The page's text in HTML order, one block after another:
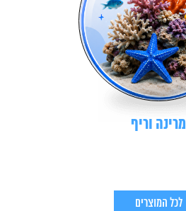
מרינה וריף
לכל המוצרים